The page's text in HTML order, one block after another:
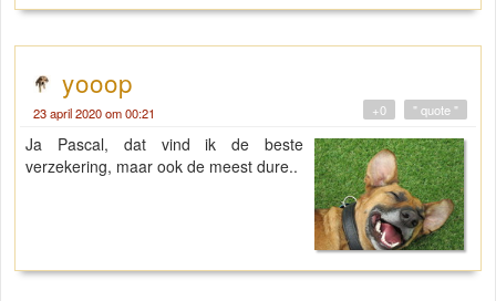
yooop
23 april 2020 om 00:21 " quote "
+0
Ja Pascal, dat vind ik de beste
verzekering, maar ook de meest dure..